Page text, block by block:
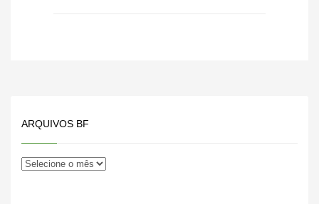
ARQUIVOS BF